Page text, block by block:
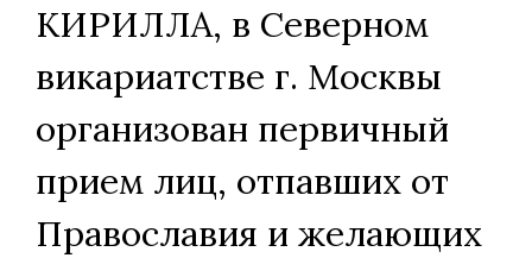
КИРИЛЛА, в Северном
викариатстве г. Москвы
организован первичный
прием лиц, отпавших от
Православия и желающих